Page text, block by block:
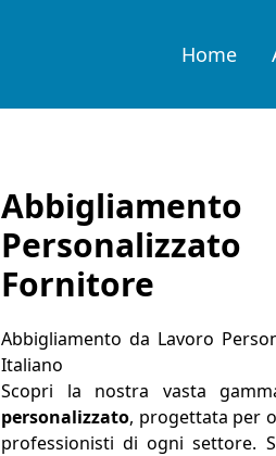
Home
Fornitore
Abbigliamento da Lavoro
Italiano
Scopri la nostra vasta
personalizzato, progettata per
professionisti di ogni settore.